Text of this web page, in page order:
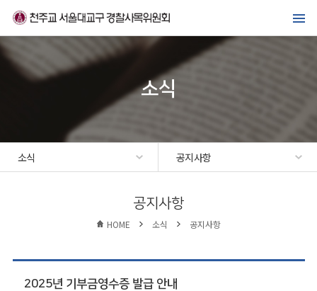
메뉴바로가기
본문바로가기
경찰복지사업
선교·교육센터
소식
소식
소식 공지사항
공지사항
HOME 소식 공지사항
2025년 기부금영수증 발급 안내